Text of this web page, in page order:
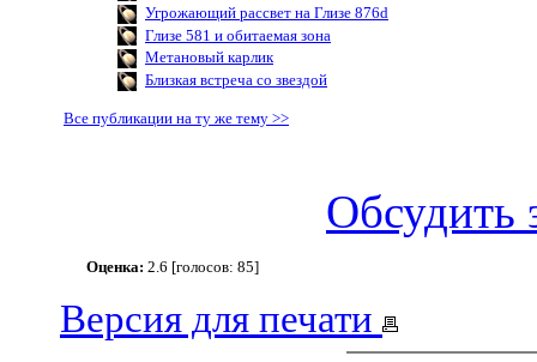
Угрожающий рассвет на Глизе 876d
Глизе 581 и обитаемая зона
Метановый карлик
Близкая встреча со звездой
Все публикации на ту же тему >>
Обсудить
Оценка: 2.6 [голосов: 85]
Версия для печати